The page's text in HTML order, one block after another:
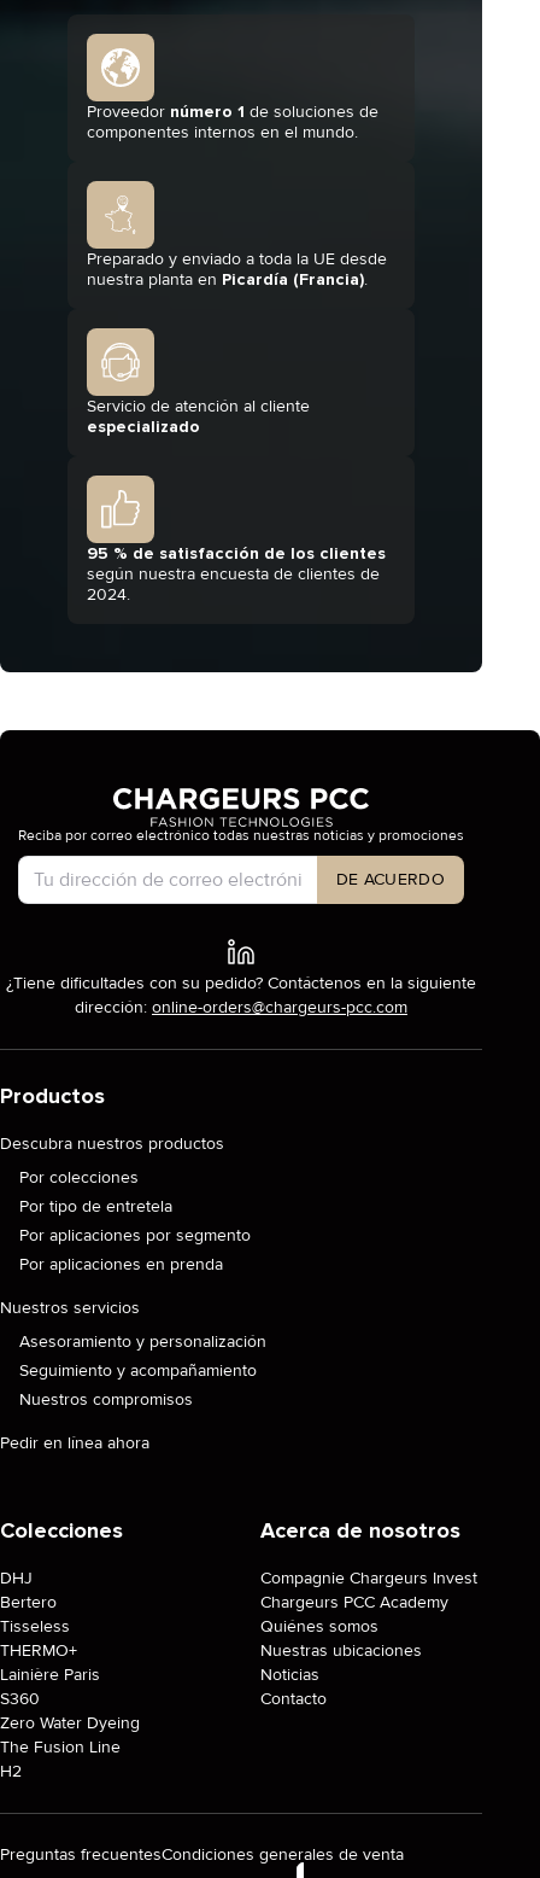
Proveedor número 1 de soluciones de
componentes internos en el mundo.
Preparado y enviado a toda la UE desde
nuestra planta en Picardía (Francia).
Servicio de atención al cliente
especializado
95 % de satisfacción de los clientes
según nuestra encuesta de clientes de
2024.
Tipo de cuenta
Reciba por correo electrónico todas nuestras noticias y promociones
DE ACUERDO
¿Tiene dificultades con su pedido? Contáctenos en la siguiente
dirección: online-orders@chargeurs-pcc.com
Productos
Descubra nuestros productos
Por colecciones
Por tipo de entretela
Por aplicaciones por segmento
Por aplicaciones en prenda
Nuestros servicios
Asesoramiento y personalización
Seguimiento y acompañamiento
Nuestros compromisos
Pedir en línea ahora
Colecciones
DHJ
Bertero
Tisseless
THERMO+
Lainière Paris
S360
Zero Water Dyeing
The Fusion Line
H2
Acerca de nosotros
Compagnie Chargeurs Invest
Chargeurs PCC Academy
Quiénes somos
Nuestras ubicaciones
Noticias
Contacto
Preguntas frecuentesCondiciones generales de venta